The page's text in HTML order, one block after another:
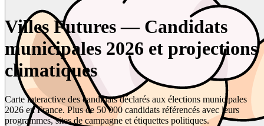
Villes Futures — Candidats
municipales 2026 et projections
climatiques
Carte interactive des candidats déclarés aux élections municipales
2026 en France. Plus de 50 000 candidats référencés avec leurs
programmes, sites de campagne et étiquettes politiques.